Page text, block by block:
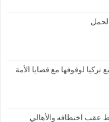
لوقوفها مع قضايا الأمة
عقب اختطافه والأهالي